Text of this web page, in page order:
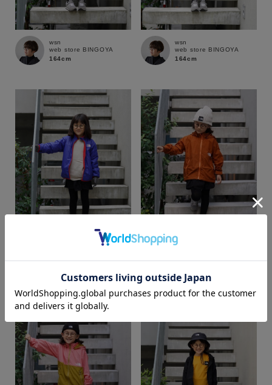
価格
wsn
web store BINGOYA
164cm
wsn
web store BINGOYA
164cm
164cm
web store BINGOYA